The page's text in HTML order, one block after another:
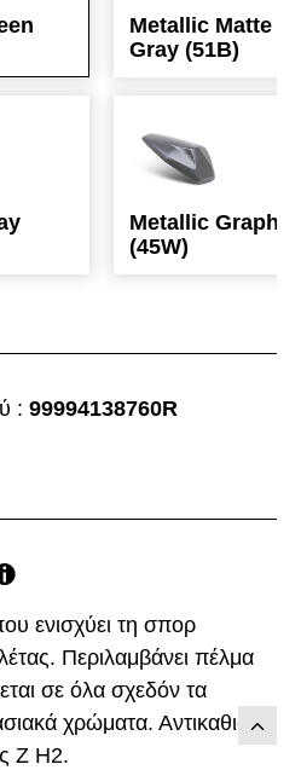
ενισχύει τη σπορ
Περιλαμβάνει πέλμα
σε όλα σχεδόν τα
χρώματα. Αντικαθιστά
Z H2.
: 99994138760R
Metallic Matte
Gray (51B)
Metallic
(45W)